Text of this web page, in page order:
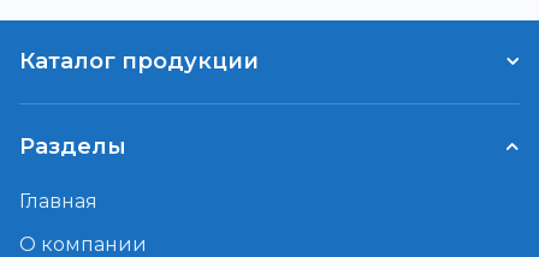
Каталог продукции
Разделы
Главная
О компании